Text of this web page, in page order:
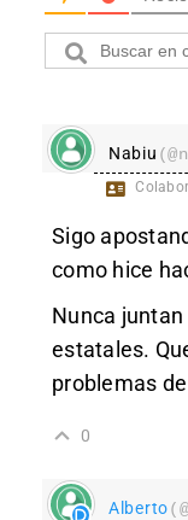
Nabiu
Sigo
como hice
Nunca
estatales.
problemas
0
Alberto